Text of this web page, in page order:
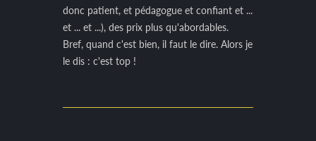
donc patient, et pédagogue et confiant et ...
et ... et ...), des prix plus qu'abordables.
Bref, quand c'est bien, il faut le dire. Alors je
le dis : c'est top !